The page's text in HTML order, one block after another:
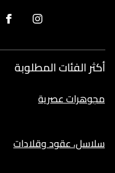
أكثر الفئات المطلوبة
مجوهرات عصرية
سلاسل، عقود وقلادات